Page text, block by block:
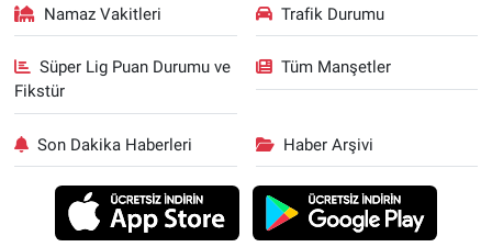
Namaz Vakitleri Trafik Durumu
Süper Lig Puan Durumu ve
Fikstür
Tüm Manşetler
Son Dakika Haberleri Haber Arşivi